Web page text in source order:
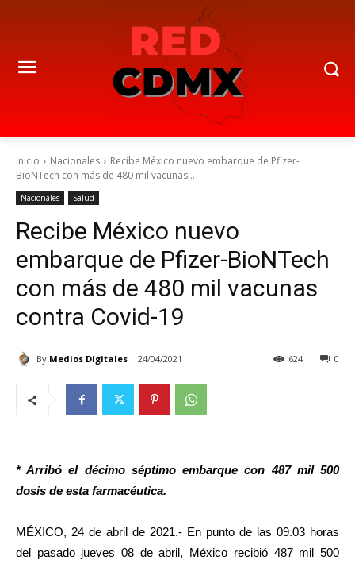
Inicio Nacionales
Recibe México nuevo embarque de Pfizer-
BioNTech con más de 480 mil vacunas...
Nacionales Salud
Recibe México nuevo
embarque de Pfizer-BioNTech
con más de 480 mil vacunas
contra Covid-19
By Medios Digitales 24/04/2021 0
624
* Arribó el décimo séptimo embarque con 487 mil 500
dosis de esta farmacéutica.
MÉXICO, 24 de abril de 2021.- En punto de las 09.03 horas
del pasado jueves 08 de abril, México recibió 487 mil 500